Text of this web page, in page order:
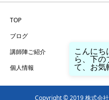
TOP
ブログ
講師陣ご紹介
個人情報
Copyright © 2019 株式会
こんに
ら、下
て、お気